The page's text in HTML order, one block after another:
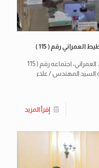
رقم ( 115 )
عقد مجلس إدارة الهيئة العامة للتخطيط العمراني، اجتماعه رقم ( 115
27/12/2021، برئاسة السيد المهندس / علاء
إقرأ المزيد